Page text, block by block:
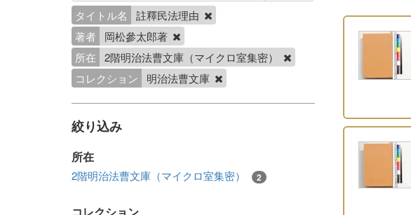
タイトル名
註釋民法理由
著者
岡松參太郎著
所在
2階明治法曹文庫（マイクロ室集密）
コレクション
明治法曹文庫
絞り込み
所在
2階明治法曹文庫（マイクロ室集密） 2